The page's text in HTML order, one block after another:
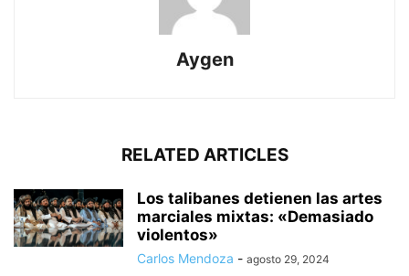
Aygen
RELATED ARTICLES
Los talibanes detienen las artes
marciales mixtas: «Demasiado
violentos»
Carlos Mendoza - agosto 29, 2024